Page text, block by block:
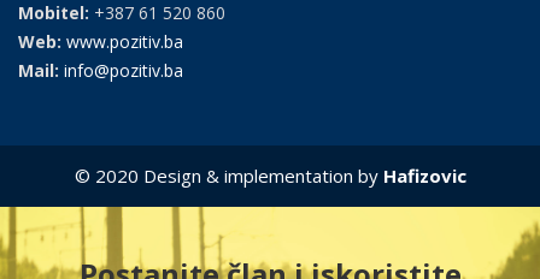
Mobitel: +387 61 520 860
Web: www.pozitiv.ba
Mail: info@pozitiv.ba
© 2020 Design & implementation by Hafizovic